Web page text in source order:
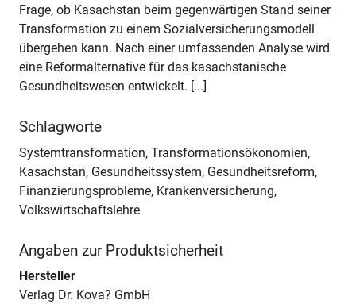
Frage, ob Kasachstan beim gegenwärtigen Stand seiner
Transformation zu einem Sozialversicherungsmodell
übergehen kann. Nach einer umfassenden Analyse wird
eine Reformalternative für das kasachstanische
Gesundheitswesen entwickelt. [...]
Schlagworte
Systemtransformation, Transformationsökonomien,
Kasachstan, Gesundheitssystem, Gesundheitsreform,
Finanzierungsprobleme, Krankenversicherung,
Volkswirtschaftslehre
Angaben zur Produktsicherheit
Hersteller
Verlag Dr. Kova? GmbH